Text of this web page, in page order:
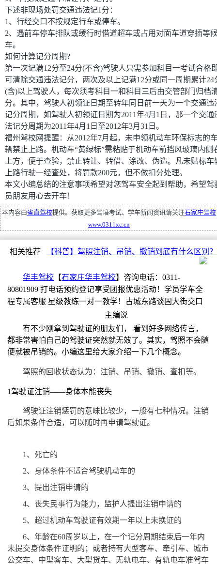
下述非现场处罚交通违法记1分：
1、行经交口不按规定行车或停车。
2、遇前车停车排队或缓行时借道超车或占用对面车道穿插等
车。
如何计算记分周期?
第一次记满12分至24分(不含)驾驶人只需参加科目一考试合格
可清除交通违法记分，两次及以上记满12分或同一周期累计24
(含)以上驾驶人，每次须考科目一和科目三后由交管部门归档
分。其中，驾驶人初领证日期至转年同日前一天为一个交通违
记分周期，如驾驶人初领证日期为2011年4月1日，那一个交通
法记分周期为2011年4月1日至2012年3月31日。
福州驾校网提醒：从2012年7月起，未申领机动车环保标志的
辆禁止上路。机动车“黄绿标”需粘贴于机动车前挡风玻璃内侧
上方，便于查验，禁止转让、转借、涂改、伪造。凡未贴标车
上路行驶一经查处，将罚款200元，但不做扣分处理。
本文小编总结的注意事项希望对您驾车安全起到帮助，希望驾
员朋友用心去开车！
本内容由省直驾校提供。获取更多驾培考试、学车新闻资讯请关注石家庄驾校
www.0311xc.cn
相关推荐 【科普】驾照注销、吊销、撤销到底有什么区别？
华丰驾校 【石家庄华丰驾校】咨询电话：0311-
80801909 打电话预约登记享受团报优惠活动！学员学车全
程专属客服 星级教练一对一教学！古城东路谈固大街交口
主编说
有不少刚拿到驾驶证的朋友们， 看到好多网络传言，
都非常害怕自己的驾驶证突然就无效了。其实，驾照不会随
便就被吊销的。小编这里给大家介绍一下几个概念。
驾照的回收状态认为：注销、吊销、撤销、查扣等。
1驾驶证注销——身体本能丧失
驾驶证注销惩罚的意味比较少，一般有七种情况。注销
后如果条件合适，可以随时再申请驾驶证。
1、死亡的
2、身体条件不适合驾驶机动车的
3、提出注销申请的
4、丧失民事行为能力，监护人提出注销申请的
5、超过机动车驾驶证有效期一年以上未换证的
6、年龄在60周岁以上，在一个记分周期结束后一年内
未提交身体条件证明的；或者持有大型客车、牵引车、城市
公交车、中型客车、大型货车、无轨电车、有轨电车准驾车